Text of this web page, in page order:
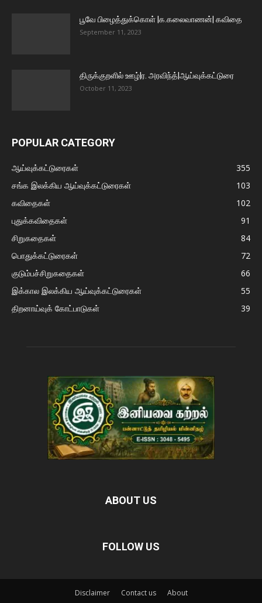
பூவே பிழைத்துக்கொள் |க.கலைவாணன்| கவிதை
September 11, 2023
திருக்குறளில் ஊழ்|ர. அரவிந்த்|ஆய்வுக்கட்டுரை
October 11, 2023
POPULAR CATEGORY
ஆய்வுக்கட்டுரைகள்
355
சங்க இலக்கிய ஆய்வுக்கட்டுரைகள்
103
கவிதைகள்
102
புதுக்கவிதைகள்
91
சிறுகதைகள்
84
பொதுக்கட்டுரைகள்
72
குடும்பச்சிறுகதைகள்
66
இக்கால இலக்கிய ஆய்வுக்கட்டுரைகள்
55
திறனாய்வுக் கோட்பாடுகள்
39
ABOUT US
FOLLOW US
Disclaimer Contact us About